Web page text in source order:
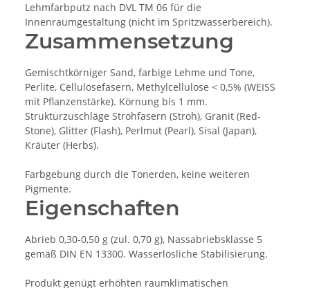
Lehmfarbputz nach DVL TM 06 für die
Innenraumgestaltung (nicht im Spritzwasserbereich).
Zusammensetzung
Gemischtkörniger Sand, farbige Lehme und Tone,
Perlite, Cellulosefasern, Methylcellulose < 0,5% (WEISS
mit Pflanzenstärke). Körnung bis 1 mm.
Strukturzuschläge Strohfasern (Stroh), Granit (Red-
Stone), Glitter (Flash), Perlmut (Pearl), Sisal (Japan),
Kräuter (Herbs).
Farbgebung durch die Tonerden, keine weiteren
Pigmente.
Eigenschaften
Abrieb 0,30-0,50 g (zul. 0,70 g), Nassabriebsklasse 5
gemäß DIN EN 13300. Wasserlösliche Stabilisierung.
Produkt genügt erhöhten raumklimatischen